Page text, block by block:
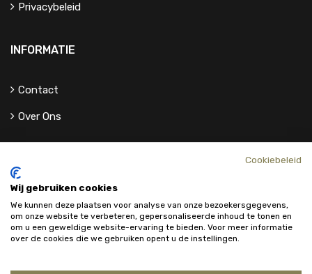
Privacybeleid
INFORMATIE
Contact
Over Ons
Cookiebeleid
Wij gebruiken cookies
We kunnen deze plaatsen voor analyse van onze bezoekersgegevens,
om onze website te verbeteren, gepersonaliseerde inhoud te tonen en
om u een geweldige website-ervaring te bieden. Voor meer informatie
over de cookies die we gebruiken opent u de instellingen.